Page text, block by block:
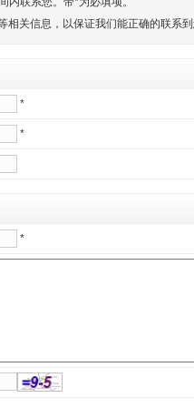
相关信息，以保证我们能正确的联系
*
*
*